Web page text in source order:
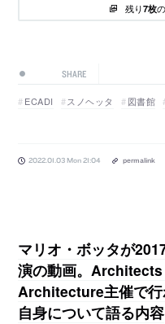
残り7枚
SHARE
ECADI スノヘッタ 図書館
2022.01.03 Mon 21:04 permalink
マリオ・ボッタが
演の動画。
Architecture主催で行
自身について語る内容